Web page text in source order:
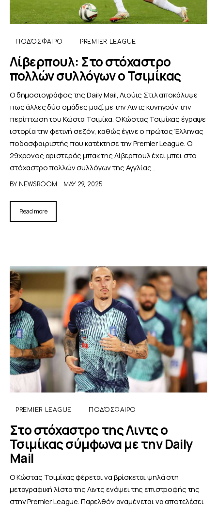
ΠΟΔΌΣΦΑΙΡΟ PREMIER LEAGUE
Λίβερπουλ: Στο στόχαστρο
πολλών συλλόγων ο Τσιμίκας
Ο δημοσιογράφος της Daily Mail, Λιούις Στιλ αποκάλυψε
πως άλλες δύο ομάδες μαζί με την Λιντς κυνηγούν την
περίπτωση του Κώστα Τσιμίκα. Ο Κώστας Τσιμίκας έγραψε
ιστορία την φετινή σεζόν, καθώς έγινε ο πρώτος Έλληνας
ποδοσφαιριστής που κατέκτησε την Premier League. O
29χρονος αριστερός μπακ της Λίβερπουλ έχει μπει στο
στόχαστρο πολλών συλλόγων της Αγγλίας…
BY NEWSROOM MAY 29, 2025
Read more
PREMIER LEAGUE ΠΟΔΌΣΦΑΙΡΟ
Στο στόχαστρο της Λιντς ο
Τσιμίκας σύμφωνα με την Daily
Mail
Ο Κώστας Τσιμίκας φέρεται να βρίσκεται ψηλά στη
μεταγραφική λίστα της Λιντς ενόψει της επιστροφής της
στην Premier League. Παρελθόν αναμένεται να αποτελέσει